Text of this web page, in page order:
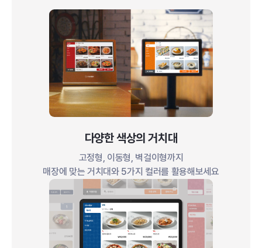
다양한 색상의 거치대
고정형, 이동형, 벽걸이형까지
매장에 맞는 거치대와 5가지 컬러를 활용해보세요